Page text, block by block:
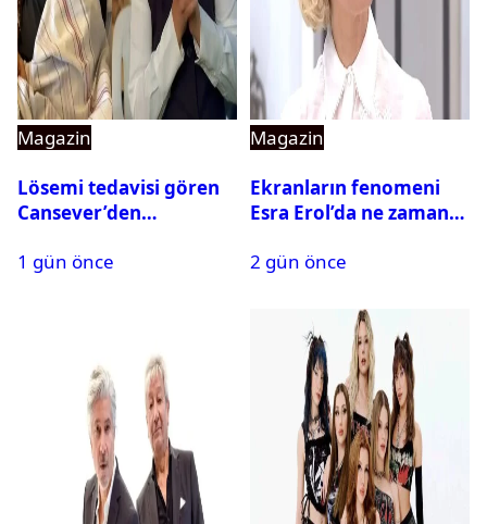
Magazin
Lösemi tedavisi gören
Cansever’den
1 gün önce
Magazin
Ekranların fenomeni
Esra Erol’da ne zaman
2 gün önce